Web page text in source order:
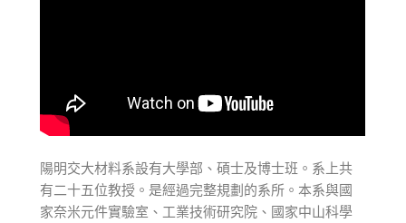
陽明交大材料系設有大學部、碩士及博士班。系上共
有二十五位教授。是經過完整規劃的系所。本系與國
家奈米元件實驗室、工業技術研究院、國家中山科學